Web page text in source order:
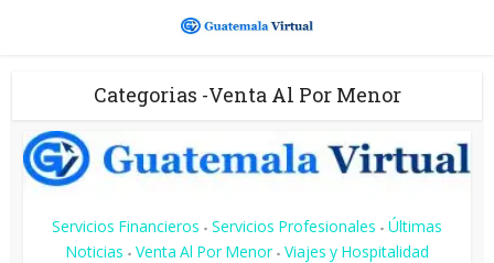
Categorias -Venta Al Por Menor
Servicios Financieros • Servicios Profesionales • Últimas
Noticias • Venta Al Por Menor • Viajes y Hospitalidad